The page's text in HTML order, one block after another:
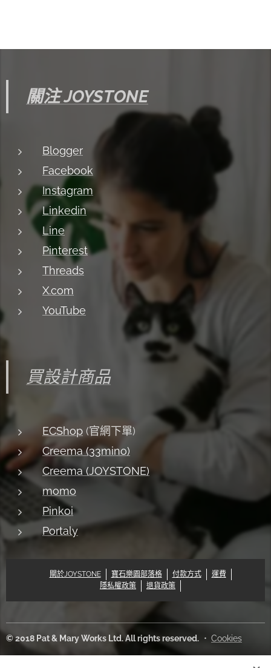
關注 JOYSTONE
Blogger
Facebook
Instagram
Linkedin
Line
Pinterest
Threads
X.com
YouTube
買設計商品
ECShop (官網下單)
Creema (33mino)
Creema (JOYSTONE)
momo
Pinkoi
Portaly
關於JOYSTONE 寶石樂園部落格 付款方式
運費
隱私權政策
退貨政策
© 2018 Pat & Mary Works Ltd. All rights reserved. Cookies